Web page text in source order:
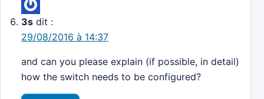
3s dit :
29/08/2016 à 14:37
and can you please explain (if possible, in detail)
how the switch needs to be configured?